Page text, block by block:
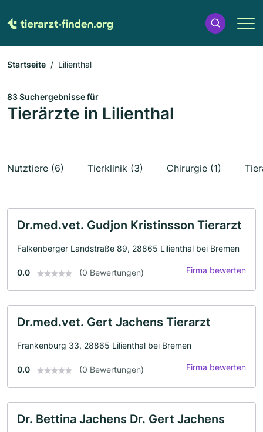
Startseite Lilienthal
83 Suchergebnisse für
Tierärzte in Lilienthal
Nutztiere (6) Tierklinik (3) Chirurgie (1)
Dr.med.vet. Gudjon Kristinsson Tierarzt
Falkenberger Landstraße 89, 28865 Lilienthal bei Bremen
0.0 (0 Bewertungen) Firma bewerten
Dr.med.vet. Gert Jachens Tierarzt
Frankenburg 33, 28865 Lilienthal bei Bremen
0.0 (0 Bewertungen) Firma bewerten
Dr. Bettina Jachens Dr. Gert Jachens